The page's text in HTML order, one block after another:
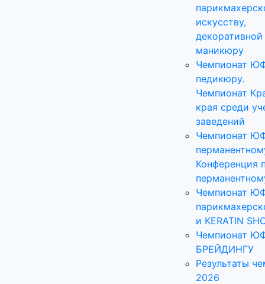
искусству,
маникюру
Чемпионат
педикюру.
Чемпионат
края среди
заведений
Чемпионат
Конференция
Чемпионат
и KERATIN
Чемпионат
БРЕЙДИНГУ
Результаты
2026